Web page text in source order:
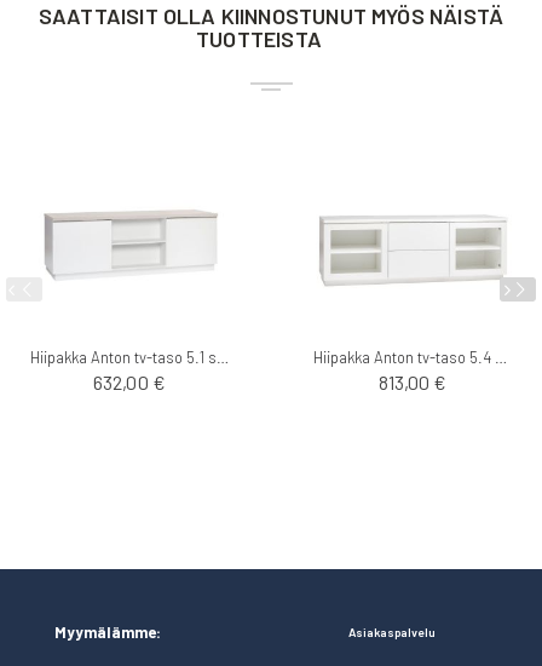
SAATTAISIT OLLA KIINNOSTUNUT MYÖS NÄISTÄ
TUOTTEISTA
632,00 € 813,00 €
Myymälämme: Asiakaspalvelu